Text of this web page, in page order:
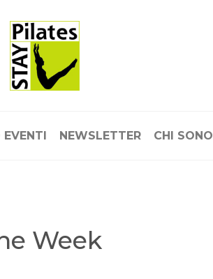
EVENTI NEWSLETTER CHI SONO
Week